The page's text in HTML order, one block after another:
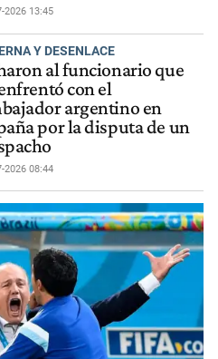
2026 13:45
Y DESENLACE
al funcionario que
con el
argentino en
por la disputa de un
2026 08:44